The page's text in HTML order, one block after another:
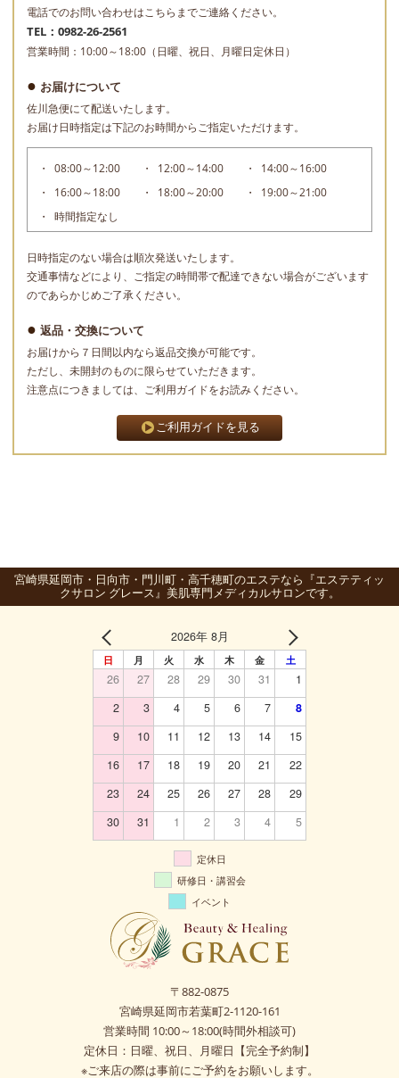
電話でのお問い合わせはこちらまでご連絡ください。
TEL：0982-26-2561
営業時間：10:00～18:00（日曜、祝日、月曜日定休日）
お届けについて
佐川急便にて配送いたします。
お届け日時指定は下記のお時間からご指定いただけます。
08:00～12:00 12:00～14:00
14:00～16:00
16:00～18:00
18:00～20:00
19:00～21:00
時間指定なし
日時指定のない場合は順次発送いたします。
交通事情などにより、ご指定の時間帯で配達できない場合がございます
のであらかじめご了承ください。
返品・交換について
お届けから７日間以内なら返品交換が可能です。
ただし、未開封のものに限らせていただきます。
注意点につきましては、ご利用ガイドをお読みください。
ご利用ガイドを見る
宮崎県延岡市・日向市・門川町・高千穂町のエステなら『エステティッ
クサロン グレース』美肌専門メディカルサロンです。
2026年 8月
日 月 火 水 木 金 土
26 27 28 29 30 31
1
2
3 4 5 6 7
8
9
10 11 12 13 14
15
16
17 18 19 20 21
22
23
24 25 26 27 28
29
30
31 1 2 3 4 5
定休日
研修日・講習会
イベント
〒882-0875
宮崎県延岡市若葉町2-1120-161
営業時間 10:00～18:00(時間外相談可)
定休日：日曜、祝日、月曜日【完全予約制】
※ご来店の際は事前にご予約をお願いします。